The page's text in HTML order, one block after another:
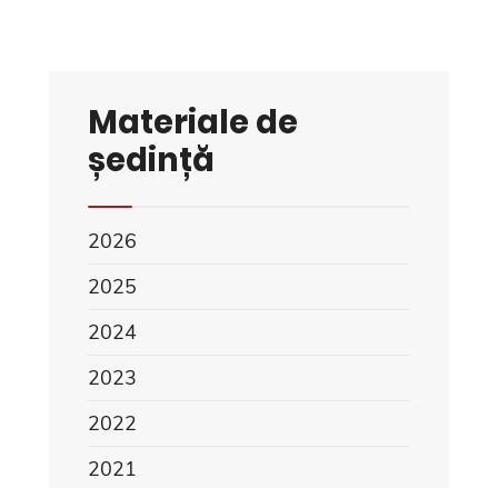
Materiale de
ședință
2026
2025
2024
2023
2022
2021